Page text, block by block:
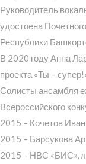
Руководитель
удостоена
Республики
В 2020 году Анна
проекта «Ты –
Солисты ансамбля
Всероссийского
2015 – Кочетов
2015 – Барсукова
2015 – НВС «БИС»,